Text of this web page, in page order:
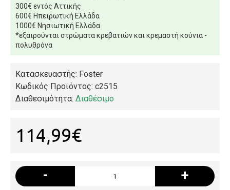
300€ εντός Αττικής
600€ Ηπειρωτική Ελλάδα
1000€ Νησιωτική Ελλάδα
*εξαιρούνται στρώματα κρεβατιών και κρεμαστή κούνια -
πολυθρόνα
Κατασκευαστής: Foster
Κωδικός Προϊόντος: c2515
Διαθεσιμότητα: Διαθέσιμο
114,99€
- +